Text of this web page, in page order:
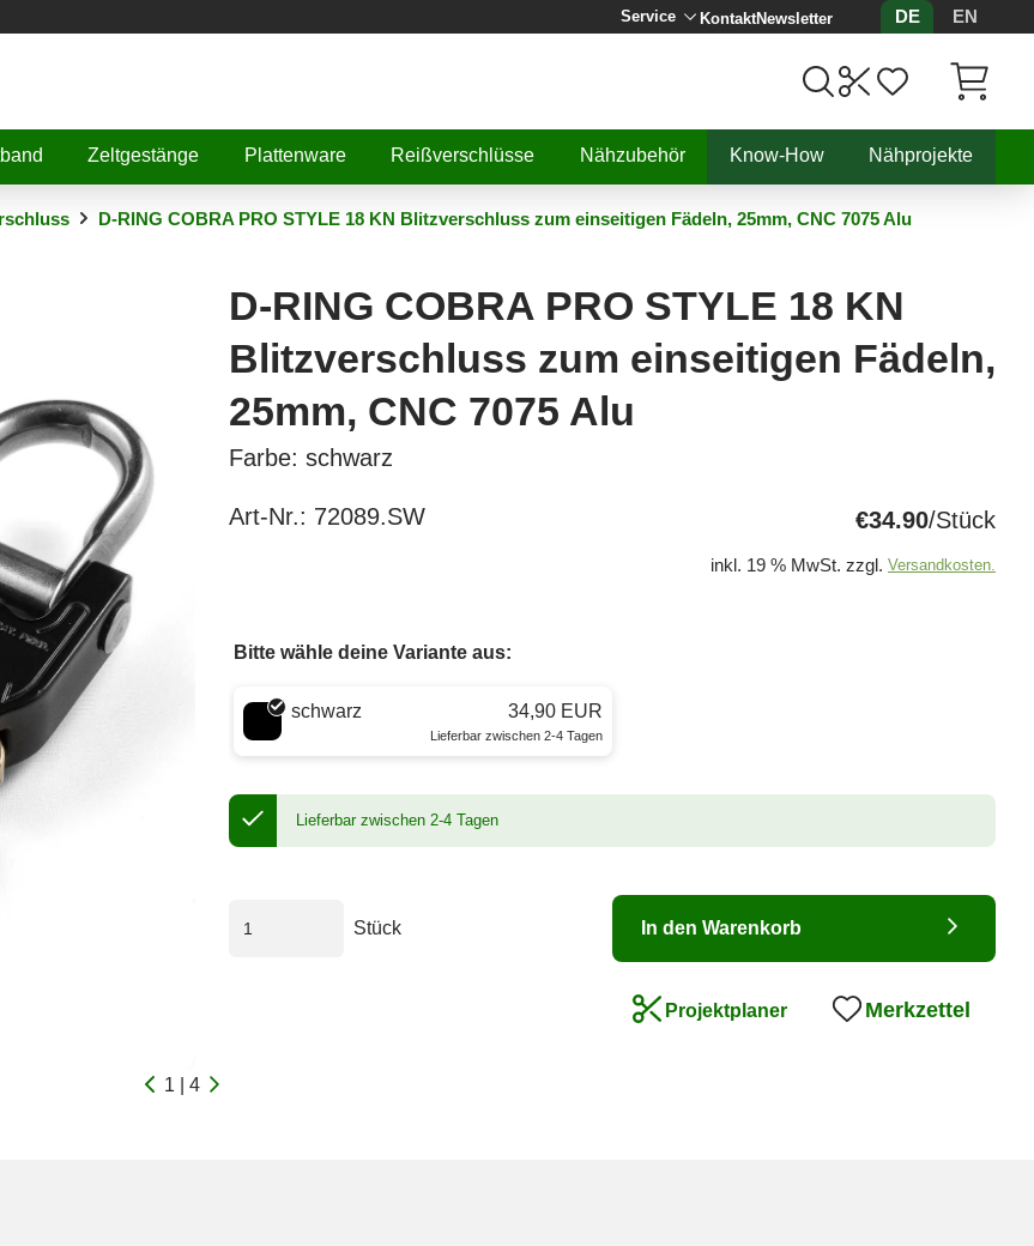
Service KontaktNewsletter DE
EN
Zeltgestänge Plattenware Reißverschlüsse Nähzubehör Know-How Nähprojekte
D-RING COBRA PRO STYLE 18 KN Blitzverschluss zum einseitigen Fädeln, 25mm, CNC 7075 Alu
1 | 4
D-RING COBRA PRO STYLE 18 KN
Blitzverschluss zum einseitigen Fädeln,
25mm, CNC 7075 Alu
Farbe: schwarz
Art-Nr.: 72089.SW €34.90/Stück
inkl. 19 % MwSt. zzgl. Versandkosten.
Bitte wähle deine Variante aus:
Wähle eine Farbe
schwarz 34,90 EUR
Lieferbar zwischen 2-4 Tagen
Lieferbar zwischen 2-4 Tagen
Stück In den Warenkorb
Projektplaner Merkzettel